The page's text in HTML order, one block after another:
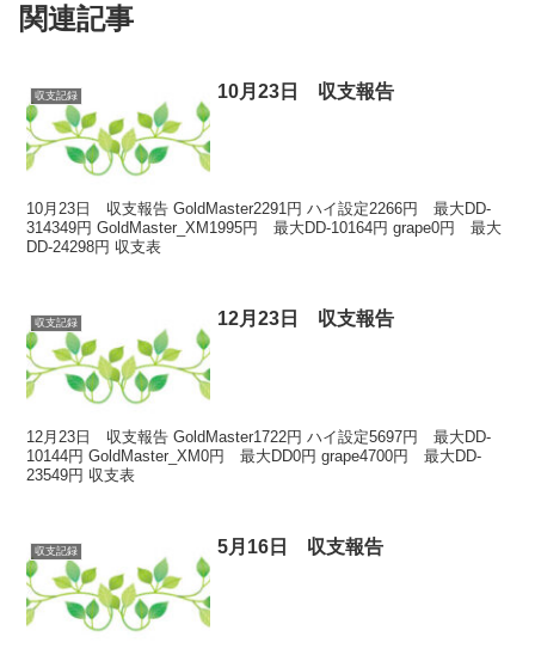
関連記事
収支記録 10月23日 収支報告
10月23日 収支報告 GoldMaster2291円 ハイ設定2266円 最大DD-
314349円 GoldMaster_XM1995円 最大DD-10164円 grape0円 最大
DD-24298円 収支表
収支記録 12月23日 収支報告
12月23日 収支報告 GoldMaster1722円 ハイ設定5697円 最大DD-
10144円 GoldMaster_XM0円 最大DD0円 grape4700円 最大DD-
23549円 収支表
収支記録 5月16日 収支報告